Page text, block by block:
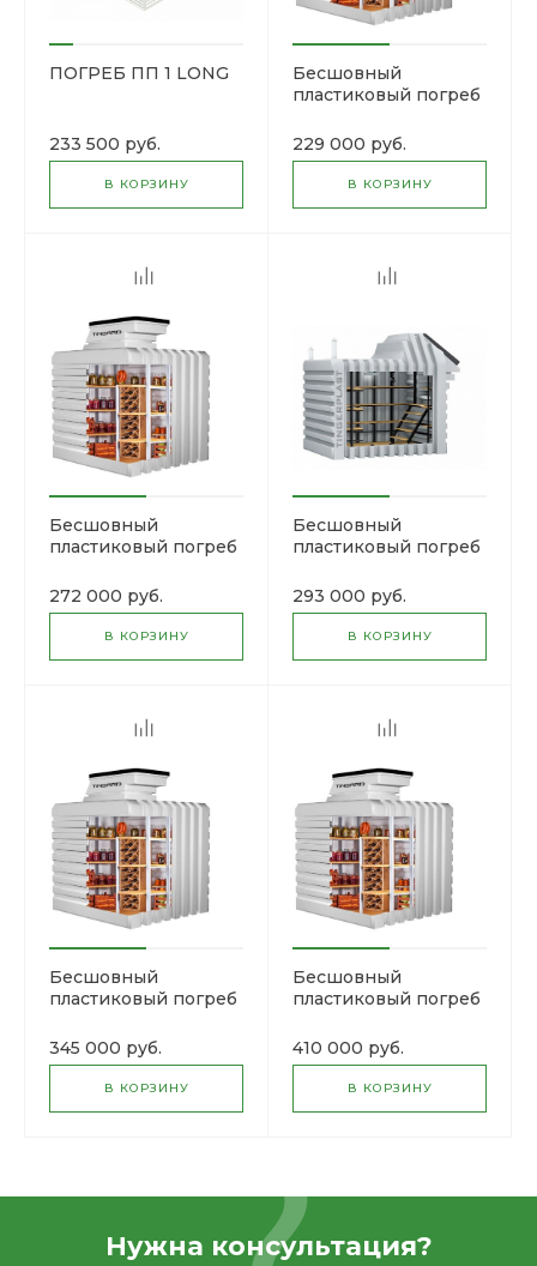
ПОГРЕБ ПП 1 LONG
233 500 руб.
В КОРЗИНУ
Бесшовный
пластиковый погреб
229 000 руб.
В КОРЗИНУ
Бесшовный
пластиковый погреб
272 000 руб.
В КОРЗИНУ
Бесшовный
пластиковый погреб
293 000 руб.
В КОРЗИНУ
Бесшовный
пластиковый погреб
345 000 руб.
В КОРЗИНУ
Бесшовный
пластиковый погреб
410 000 руб.
В КОРЗИНУ
Нужна консультация?